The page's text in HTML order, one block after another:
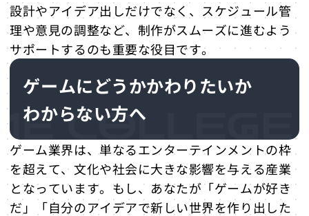
設計やアイデア出しだけでなく、スケジュール管
理や意見の調整など、制作がスムーズに進むよう
サポートするのも重要な役目です。
ゲームにどうかかわりたいか
わからない方へ
ゲーム業界は、単なるエンターテインメントの枠
を超えて、文化や社会に大きな影響を与える産業
となっています。もし、あなたが「ゲームが好き
だ」「自分のアイデアで新しい世界を作り出した